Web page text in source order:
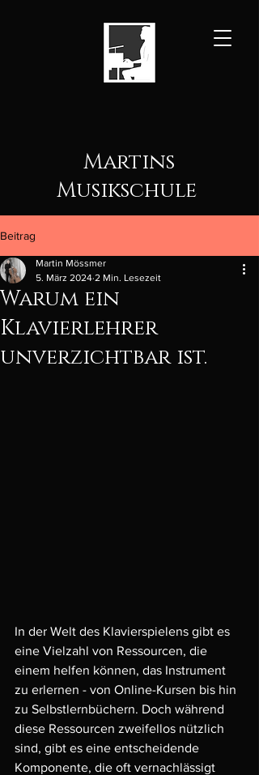
Martins
Musikschule
Beitrag
Warum ein
Klavierlehrer
unverzichtbar ist.
Martin Mössmer
5. März 2024 2 Min. Lesezeit
In der Welt des Klavierspielens gibt es
eine Vielzahl von Ressourcen, die
einem helfen können, das Instrument
zu erlernen - von Online-Kursen bis hin
zu Selbstlernbüchern. Doch während
diese Ressourcen zweifellos nützlich
sind, gibt es eine entscheidende
Komponente, die oft vernachlässigt